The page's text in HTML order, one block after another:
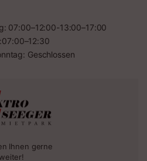
07:00–12:00-13:00–17:00
Geschlossen
Ihnen gerne
weiter!